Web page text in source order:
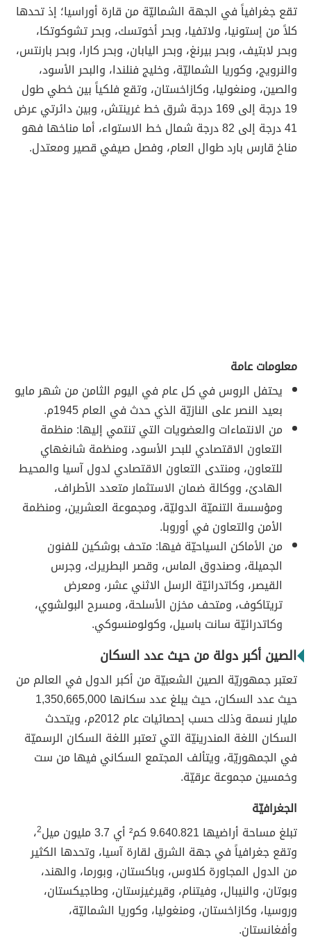
تقع جغرافياً في الجهة الشماليّة من قارة أوراسيا؛ إذ تحدها
كلاً من إستونيا، ولاتفيا، وبحر أخوتسك، وبحر تشوكوتكا،
وبحر لابتيف، وبحر بيرنغ، وبحر اليابان، وبحر كارا، وبحر بارنتس،
والنرويج، وكوريا الشماليّة، وخليج فنلندا، والبحر الأسود،
والصين، ومنغوليا، وكازاخستان، وتقع فلكياً بين خطي طول
19 درجة إلى 169 درجة شرق خط غرينتش، وبين دائرتي عرض
41 درجة إلى 82 درجة شمال خط الاستواء، أما مناخها فهو
مناخ قارس بارد طوال العام، وفصل صيفي قصير ومعتدل.
معلومات عامة
يحتفل الروس في كل عام في اليوم الثامن من شهر مايو
بعيد النصر على النازيّة الذي حدث في العام 1945م.
من الانتماءات والعضويات التي تنتمي إليها: منظمة
التعاون الاقتصادي للبحر الأسود، ومنظمة شانغهاي
للتعاون، ومنتدى التعاون الاقتصادي لدول آسيا والمحيط
الهادئ، ووكالة ضمان الاستثمار متعدد الأطراف،
ومؤسسة التنميّة الدوليّة، ومجموعة العشرين، ومنظمة
الأمن والتعاون في أوروبا.
من الأماكن السياحيّة فيها: متحف بوشكين للفنون
الجميلة، وصندوق الماس، وقصر البطريرك، وجرس
القيصر، وكاتدرائيّة الرسل الاثني عشر، ومعرض
تريتاكوف، ومتحف مخزن الأسلحة، ومسرح البولشوي،
وكاتدرائيّة سانت باسيل، وكولومنسوكي.
الصين أكبر دولة من حيث عدد السكان
تعتبر جمهوريّة الصين الشعبيّة من أكبر الدول في العالم من
حيث عدد السكان، حيث يبلغ عدد سكانها 1,350,665,000
مليار نسمة وذلك حسب إحصائيات عام 2012م، ويتحدث
السكان اللغة المندرينيّة التي تعتبر اللغة السكان الرسميّة
في الجمهوريّة، ويتألف المجتمع السكاني فيها من ست
وخمسين مجموعة عرقيّة.
الجغرافيّة
تبلغ مساحة أراضيها 9.640.821 كم² أي 3.7 مليون ميل
2،
وتقع جغرافياً في جهة الشرق لقارة آسيا، وتحدها الكثير
من الدول المجاورة كلاوس، وباكستان، وبورما، والهند،
وبوتان، والنيبال، وفيتنام، وقيرغيزستان، وطاجيكستان،
وروسيا، وكازاخستان، ومنغوليا، وكوريا الشماليّة،
وأفغانستان.